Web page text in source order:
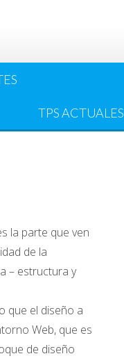
TPS ACTUALES
la parte que ven
de la
– estructura y
que el diseño a
Web, que es
de diseño